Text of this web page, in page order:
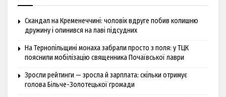
Скандал на Кременеччині: чоловік вдруге побив колишню
дружину і опинився на лаві підсудних
На Тернопільщині монаха забрали просто з поля: у ТЦК
пояснили мобілізацію священника Почаївської лаври
Зросли рейтинги — зросла й зарплата: скільки отримує
голова Більче-Золотецької громади